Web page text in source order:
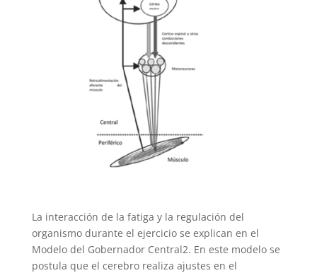
La interacción de la fatiga y la regulación del
organismo durante el ejercicio se explican en el
Modelo del Gobernador Central2. En este modelo se
postula que el cerebro realiza ajustes en el